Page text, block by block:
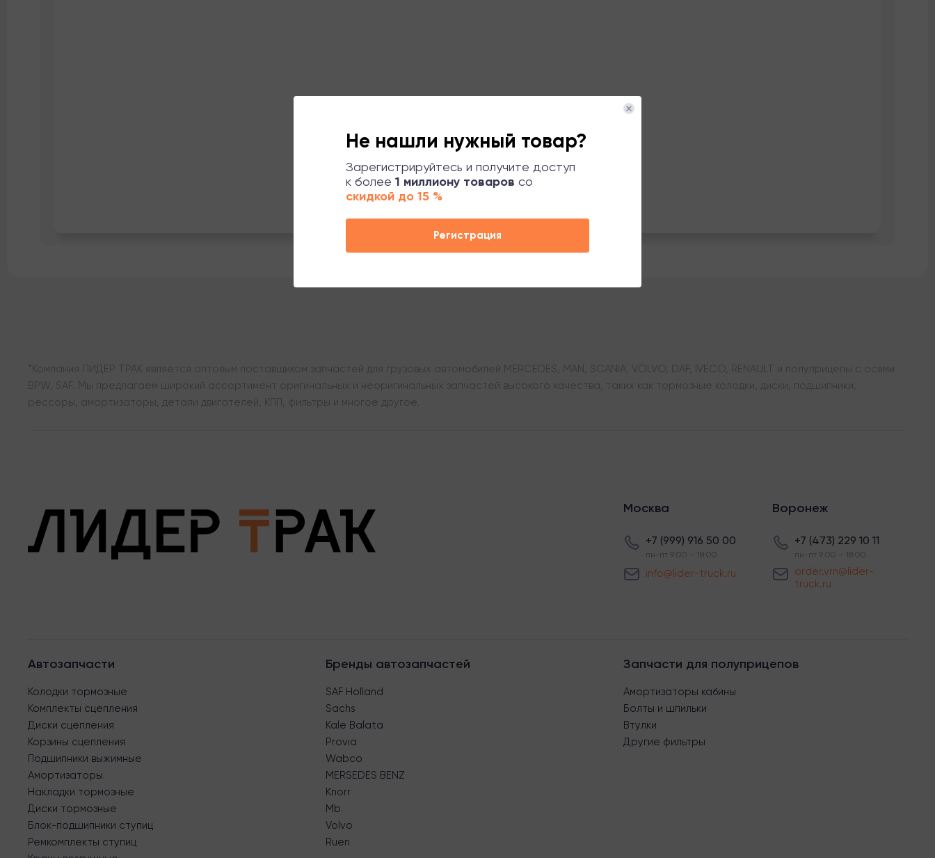
Не нашли нужный товар?
Зарегистрируйтесь и получите доступ
к более 1 миллиону товаров со
скидкой до 15 %
Регистрация
*Компания ЛИДЕР ТРАК является оптовым поставщиком запчастей для грузовых автомобилей MERCEDES, MAN, SCANIA, VOLVO, DAF, IVECO, RENAULT и полуприцепы с осями
BPW, SAF. Мы предлагаем широкий ассортимент оригинальных и неоригинальных запчастей высокого качества, таких как тормозные колодки, диски, подшипники,
рессоры, амортизаторы, детали двигателей, КПП, фильтры и многое другое.
Москва
+7 (999) 916 50 00
пн-пт 9:00 – 18:00
info@lider-truck.ru
Воронеж
+7 (473) 229 10 11
пн-пт 9:00 – 18:00
order.vrn@lider-
truck.ru
Автозапчасти
Колодки тормозные
Комплекты сцепления
Диски сцепления
Корзины сцепления
Подшипники выжимные
Амортизаторы
Накладки тормозные
Диски тормозные
Блок-подшипники ступиц
Ремкомплекты ступиц
Бренды автозапчастей
SAF Holland
Sachs
Kale Balata
Provia
Wabco
MERSEDES BENZ
Knorr
Mb
Volvo
Ruen
Запчасти для полуприцепов
Амортизаторы кабины
Болты и шпильки
Втулки
Другие фильтры